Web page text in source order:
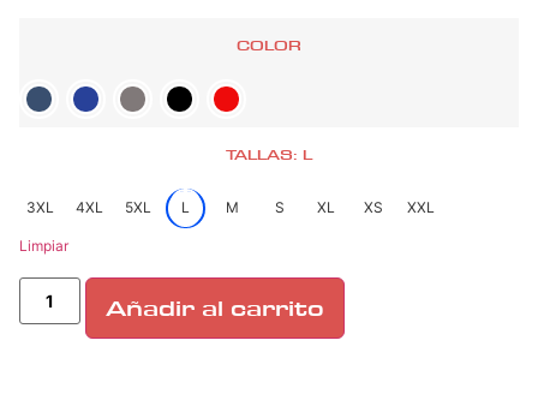
COLOR
TALLAS: L
3XL 4XL 5XL L M S XL XS XXL
Limpiar
Añadir al carrito